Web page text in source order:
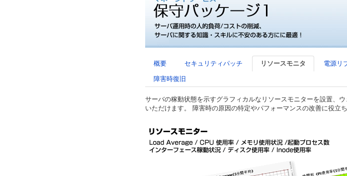
概要 セキュリティパッチ リソースモニタ 電源リ
障害時復旧
サーバの稼動状態を示すグラフィカルなリソースモニターを設置、
いただけます。 障害時の原因の特定やパフォーマンスの改善に役立ち